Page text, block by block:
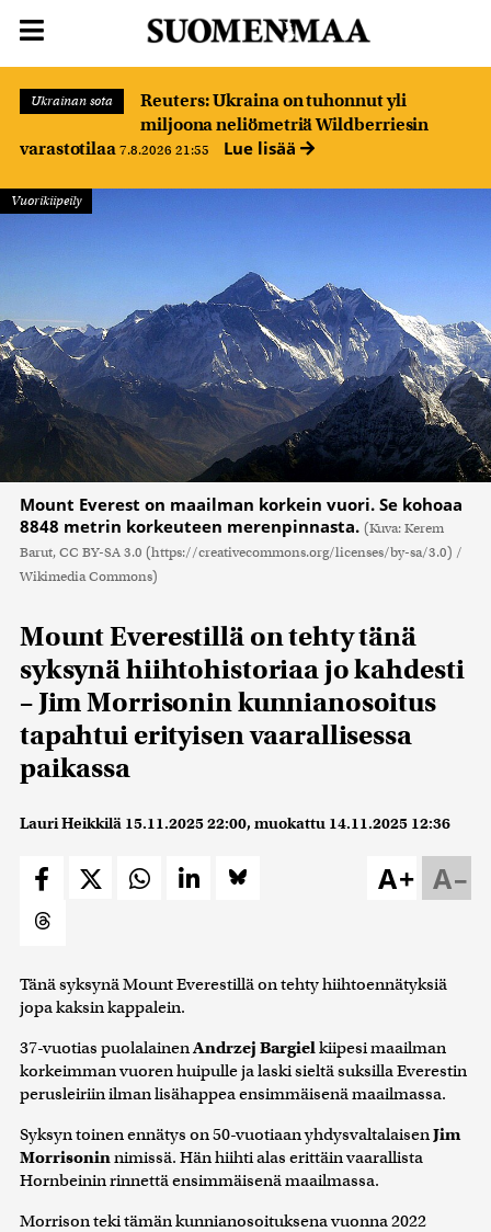
Ukrainan sota
Reuters: Ukraina on tuhonnut yli
miljoona neliömetriä Wildberriesin
varastotilaa 7.8.2026 21:55 Lue lisää
Vuorikiipeily
Mount Everest on maailman korkein vuori. Se kohoaa
8848 metrin korkeuteen merenpinnasta. (Kuva: Kerem
Barut, CC BY-SA 3.0 (https://creativecommons.org/licenses/by-sa/3.0) /
Wikimedia Commons)
Mount Everestillä on tehty tänä
syksynä hiihtohistoriaa jo kahdesti
– Jim Morrisonin kunnianosoitus
tapahtui erityisen vaarallisessa
paikassa
Lauri Heikkilä 15.11.2025 22:00, muokattu 14.11.2025 12:36
A–
A+
Tänä syksynä Mount Everestillä on tehty hiihtoennätyksiä
jopa kaksin kappalein.
37-vuotias puolalainenAndrzej Bargielkiipesi maailman
korkeimman vuoren huipulle ja laski sieltä suksilla Everestin
perusleiriin ilman lisähappea ensimmäisenä maailmassa.
Syksyn toinen ennätys on 50-vuotiaan yhdysvaltalaisenJim
Morrisoninnimissä. Hän hiihti alas erittäin vaarallista
Hornbeinin rinnettä ensimmäisenä maailmassa.
Morrison teki tämän kunnianosoituksena vuonna 2022